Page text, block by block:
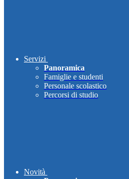
Servizi
Panoramica
Famiglie e studenti
Personale scolastico
Percorsi di studio
Novità